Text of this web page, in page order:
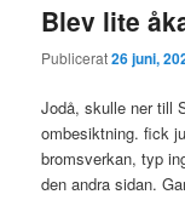
Blev lite
Publicerat26 juni,
Jodå, skulle ner till
ombesiktning. fick
bromsverkan, typ
den andra sidan.